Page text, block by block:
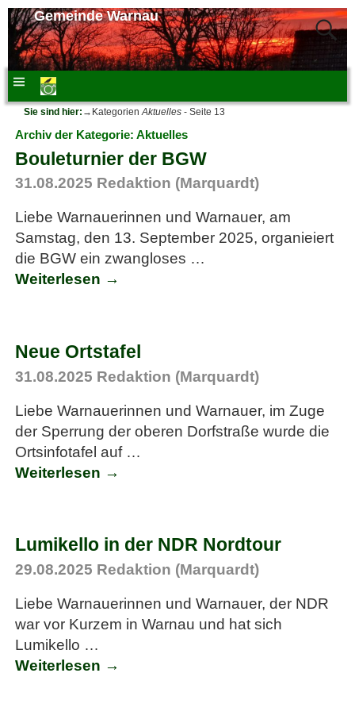
Gemeinde Warnau
Sie sind hier: →KategorienAktuelles - Seite 13
Archiv der Kategorie: Aktuelles
Bouleturnier der BGW
31.08.2025 Redaktion (Marquardt)
Liebe Warnauerinnen und Warnauer, am
Samstag, den 13. September 2025, organieiert
die BGW ein zwangloses …
Weiterlesen →
Neue Ortstafel
31.08.2025 Redaktion (Marquardt)
Liebe Warnauerinnen und Warnauer, im Zuge
der Sperrung der oberen Dorfstraße wurde die
Ortsinfotafel auf …
Weiterlesen →
Lumikello in der NDR Nordtour
29.08.2025 Redaktion (Marquardt)
Liebe Warnauerinnen und Warnauer, der NDR
war vor Kurzem in Warnau und hat sich
Lumikello …
Weiterlesen →